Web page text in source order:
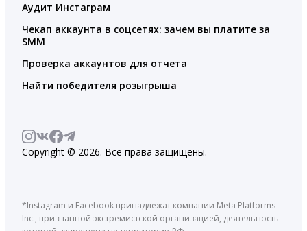
Аудит Инстаграм
Чекап аккаунта в соцсетях: зачем вы платите за
SMM
Проверка аккаунтов для отчета
Найти победителя розыгрыша
Copyright © 2026. Все права защищены.
*Instagram и Facebook принадлежат компании Meta Platforms
Inc., признанной экстремистской организацией, деятельность